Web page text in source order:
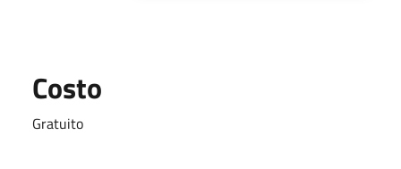
Costo
Gratuito